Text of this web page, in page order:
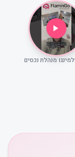
מנהלת נכסים